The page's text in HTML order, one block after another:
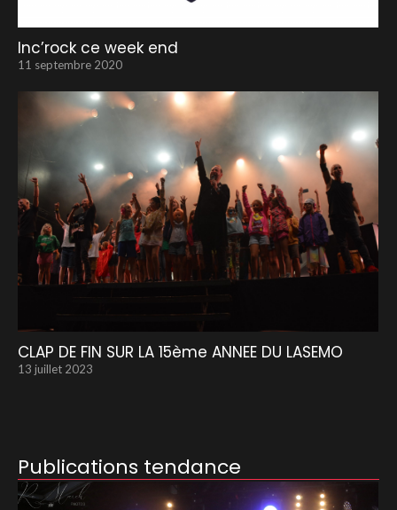
Inc’rock ce week end
11 septembre 2020
CLAP DE FIN SUR LA 15ème ANNEE DU LASEMO
13 juillet 2023
Publications tendance